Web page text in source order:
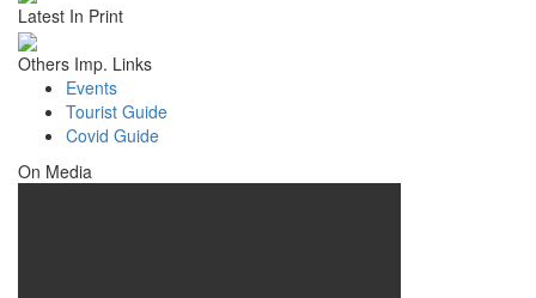
Latest In Print
Others Imp. Links
Events
Tourist Guide
Covid Guide
On Media